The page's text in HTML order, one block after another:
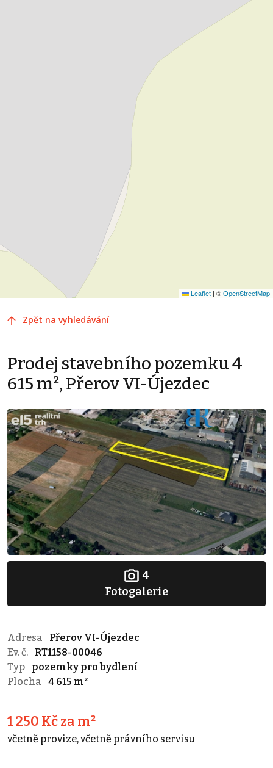
Leaflet | ©OpenStreetMap
Zpět na vyhledávání
Prodej stavebního pozemku 4
615 m², Přerov VI-Újezdec
4
Fotogalerie
Adresa
Přerov VI-Újezdec
Ev. č.
RT1158-00046
Typ
pozemky pro bydlení
Plocha
4 615 m²
1 250 Kč za m²
včetně provize, včetně právního servisu